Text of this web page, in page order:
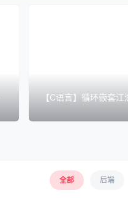
【C语言】循环嵌套
全部 后端